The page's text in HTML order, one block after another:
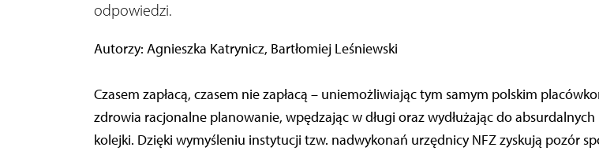
odpowiedzi.
Autorzy: Agnieszka Katrynicz, Bartłomiej Leśniewski
Czasem zapłacą, czasem nie zapłacą – uniemożliwiając tym samym polskim
zdrowia racjonalne planowanie, wpędzając w długi oraz wydłużając do
kolejki. Dzięki wymyśleniu instytucji tzw. nadwykonań urzędnicy NFZ zyskują pozór